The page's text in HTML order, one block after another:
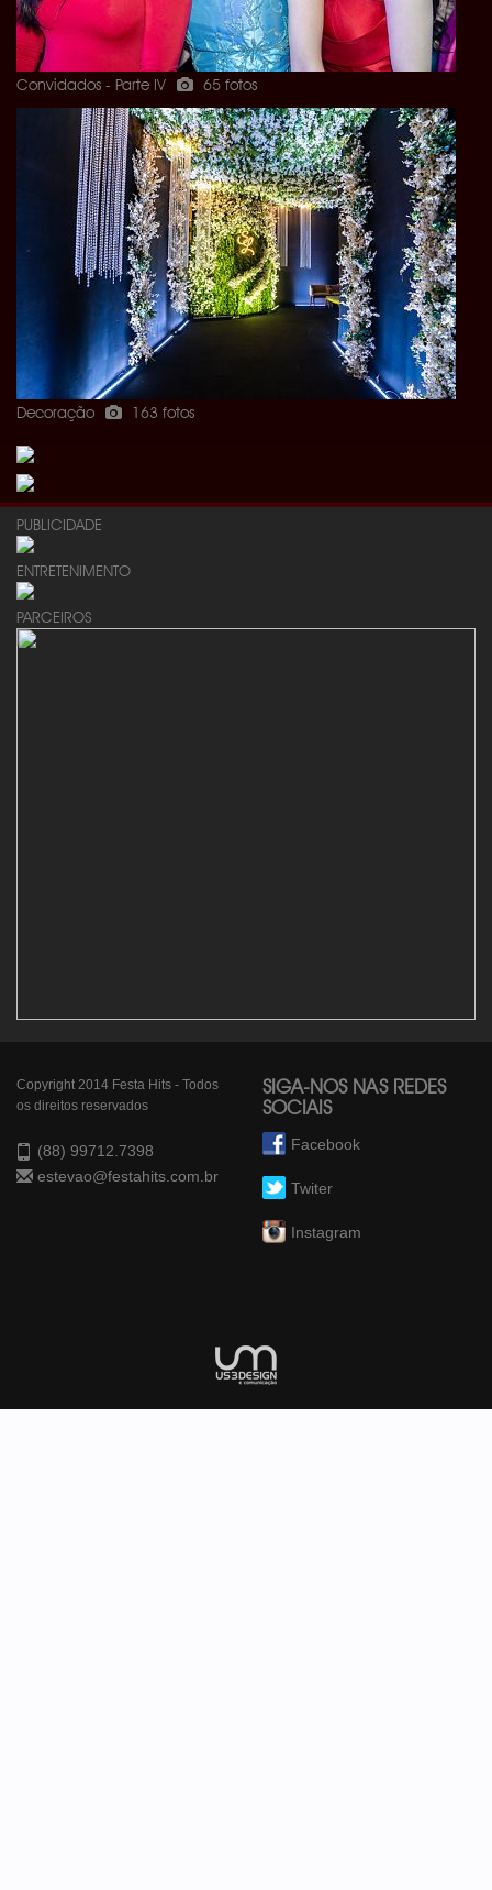
Convidados - Parte IV 65 fotos
Decoração 163 fotos
PUBLICIDADE
ENTRETENIMENTO
PARCEIROS
Copyright 2014 Festa Hits - Todos
os direitos reservados
(88) 99712.7398
estevao@festahits.com.br
SIGA-NOS NAS REDES
SOCIAIS
Facebook
Twiter
Instagram